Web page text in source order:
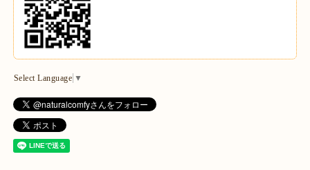
Select Language ▼